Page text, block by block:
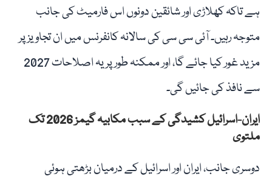
ہے تاکہ کھلاڑی اور شائقین دونوں اس فارمیٹ کی جانب
متوجہ رہیں۔ آئی سی سی کی سالانہ کانفرنس میں ان تجاویز پر
مزید غور کیا جائے گا، اور ممکنہ طور پر یہ اصلاحات 2027
سے نافذ کی جائیں گی۔
ایران-اسرائیل کشیدگی کے سبب مکابیہ گیمز 2026 تک
ملتوی
دوسری جانب، ایران اور اسرائیل کے درمیان بڑھتی ہوئی